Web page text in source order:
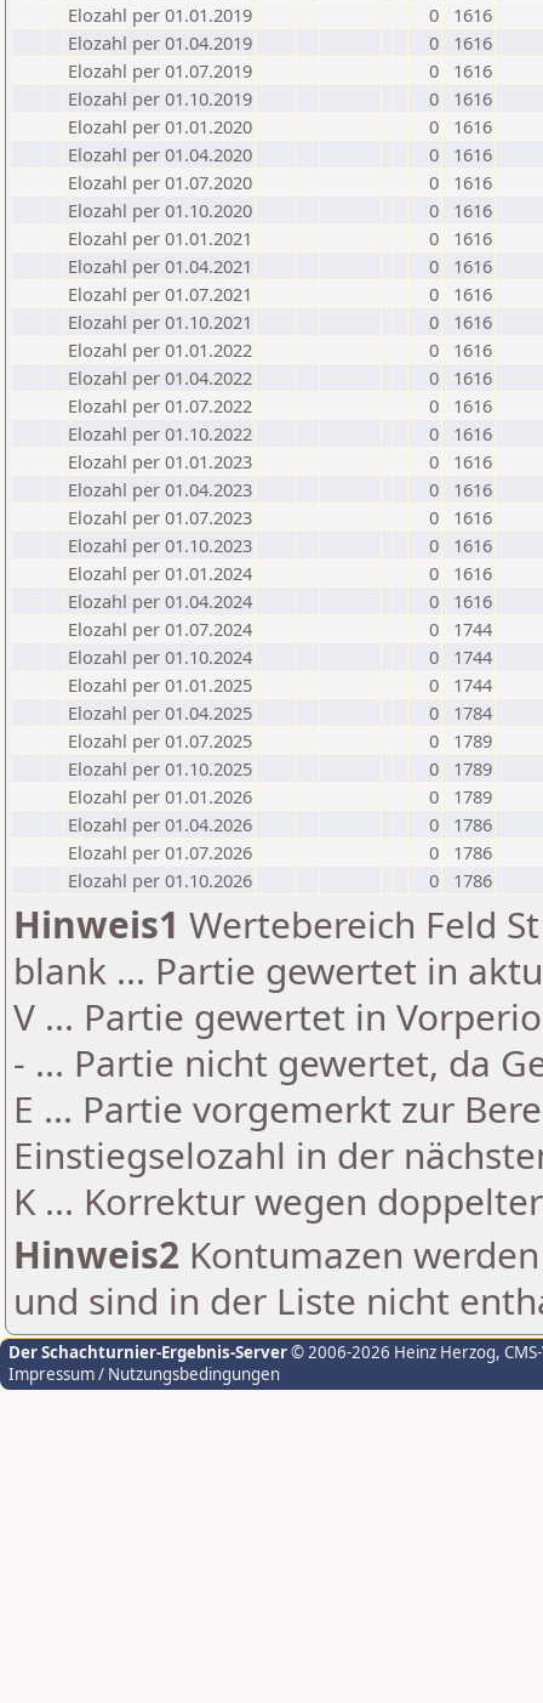
Elozahl per 01.01.2019
0
1616
Elozahl per 01.04.2019
0
1616
Elozahl per 01.07.2019
0
1616
Elozahl per 01.10.2019
0
1616
Elozahl per 01.01.2020
0
1616
Elozahl per 01.04.2020
0
1616
Elozahl per 01.07.2020
0
1616
Elozahl per 01.10.2020
0
1616
Elozahl per 01.01.2021
0
1616
Elozahl per 01.04.2021
0
1616
Elozahl per 01.07.2021
0
1616
Elozahl per 01.10.2021
0
1616
Elozahl per 01.01.2022
0
1616
Elozahl per 01.04.2022
0
1616
Elozahl per 01.07.2022
0
1616
Elozahl per 01.10.2022
0
1616
Elozahl per 01.01.2023
0
1616
Elozahl per 01.04.2023
0
1616
Elozahl per 01.07.2023
0
1616
Elozahl per 01.10.2023
0
1616
Elozahl per 01.01.2024
0
1616
Elozahl per 01.04.2024
0
1616
Elozahl per 01.07.2024
0
1744
Elozahl per 01.10.2024
0
1744
Elozahl per 01.01.2025
0
1744
Elozahl per 01.04.2025
0
1784
Elozahl per 01.07.2025
0
1789
Elozahl per 01.10.2025
0
1789
Elozahl per 01.01.2026
0
1789
Elozahl per 01.04.2026
0
1786
Elozahl per 01.07.2026
0
1786
Elozahl per 01.10.2026
0 1786
Hinweis1 Wertebereich Feld
blank ... Partie gewertet in
V ... Partie gewertet in
- ... Partie nicht gewertet, da
E ... Partie vorgemerkt zur
Einstiegselozahl in der
K ... Korrektur wegen
Hinweis2 Kontumazen
und sind in der Liste nicht
Der Schachturnier-Ergebnis-Server© 2006-2026 Heinz Herzog,
Impressum / Nutzungsbedingungen